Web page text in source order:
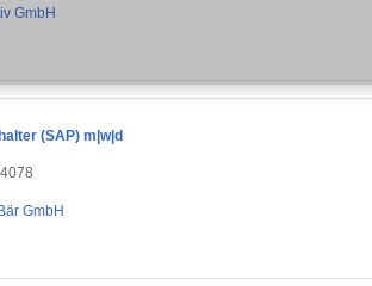
GmbH
(SAP) m|w|d
GmbH